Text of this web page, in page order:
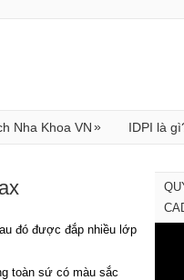
Nha Khoa VN» IDPI là
đó được đắp nhiều lớp
toàn sứ có màu sắc